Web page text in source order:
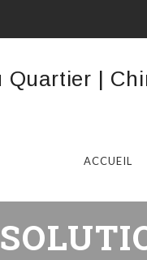
ACCUEIL